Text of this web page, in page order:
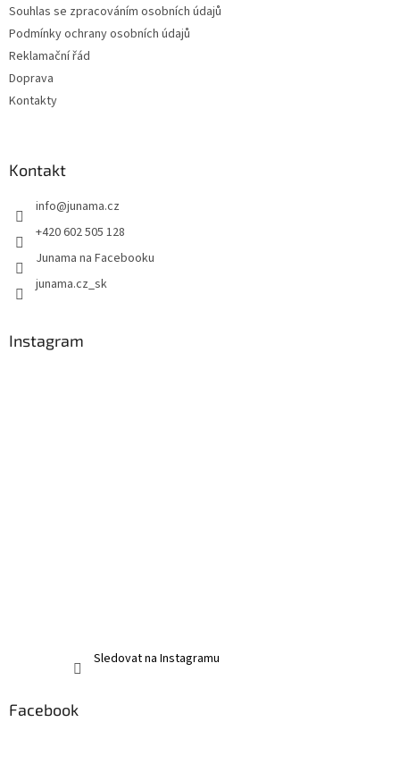
Souhlas se zpracováním osobních údajů
Podmínky ochrany osobních údajů
Reklamační řád
Doprava
Kontakty
Kontakt
info@junama.cz
+420 602 505 128
Junama na Facebooku
junama.cz_sk
Instagram
Sledovat na Instagramu
Facebook